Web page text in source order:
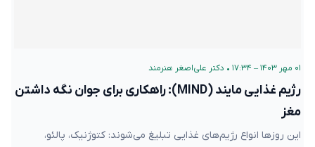
۰۱ مهر ۱۴۰۳ – ۱۷:۳۴ • دکتر علی‌اصغر هنرمند
رژیم غذایی مایند (MIND): راهکاری برای جوان نگه داشتن
مغز
این روزها انواع رژیم‌های غذایی تبلیغ می‌شوند: کتوژنیک، پالئو،